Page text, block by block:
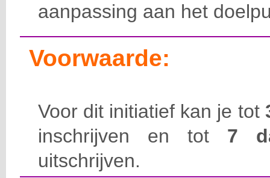
aanpassing aan het
Voorwaarde:
Voor dit initiatief kan je tot
inschrijven en tot 7
uitschrijven.